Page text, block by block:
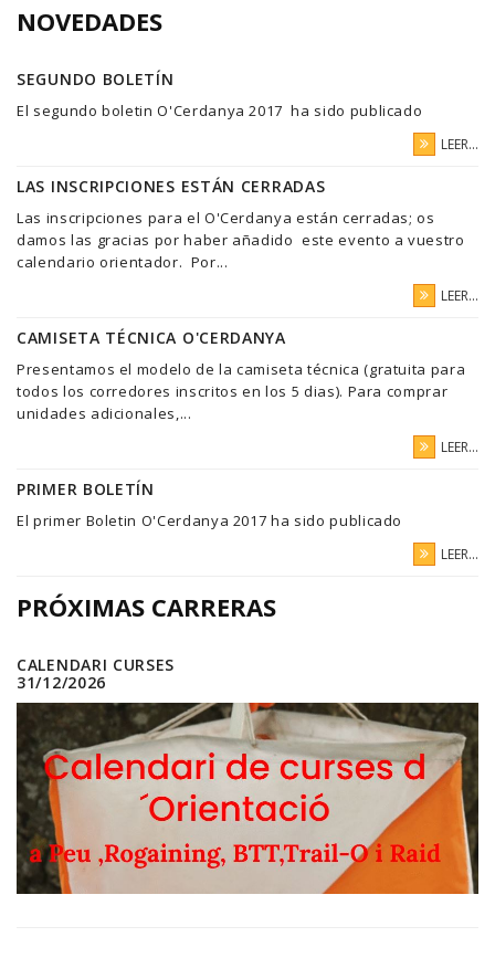
NOVEDADES
SEGUNDO BOLETÍN
El segundo boletin O'Cerdanya 2017 ha sido publicado
LEER...
LAS INSCRIPCIONES ESTÁN CERRADAS
Las inscripciones para el O'Cerdanya están cerradas; os
damos las gracias por haber añadido este evento a vuestro
calendario orientador. Por...
LEER...
CAMISETA TÉCNICA O'CERDANYA
Presentamos el modelo de la camiseta técnica (gratuita para
todos los corredores inscritos en los 5 dias). Para comprar
unidades adicionales,...
LEER...
PRIMER BOLETÍN
El primer Boletin O'Cerdanya 2017 ha sido publicado
LEER...
PRÓXIMAS CARRERAS
CALENDARI CURSES
31/12/2026